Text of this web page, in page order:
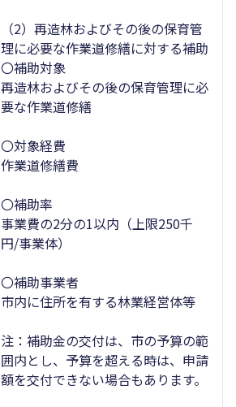
（2）再造林およびその後の保育管
理に必要な作業道修繕に対する補助
〇補助対象
再造林およびその後の保育管理に必
要な作業道修繕
〇対象経費
作業道修繕費
〇補助率
事業費の2分の1以内（上限250千
円/事業体）
〇補助事業者
市内に住所を有する林業経営体等
注：補助金の交付は、市の予算の範
囲内とし、予算を超える時は、申請
額を交付できない場合もあります。